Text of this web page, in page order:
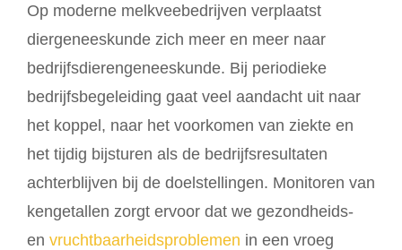
Op moderne melkveebedrijven verplaatst
diergeneeskunde zich meer en meer naar
bedrijfsdierengeneeskunde. Bij periodieke
bedrijfsbegeleiding gaat veel aandacht uit naar
het koppel, naar het voorkomen van ziekte en
het tijdig bijsturen als de bedrijfsresultaten
achterblijven bij de doelstellingen. Monitoren van
kengetallen zorgt ervoor dat we gezondheids-
en vruchtbaarheidsproblemen in een vroeg